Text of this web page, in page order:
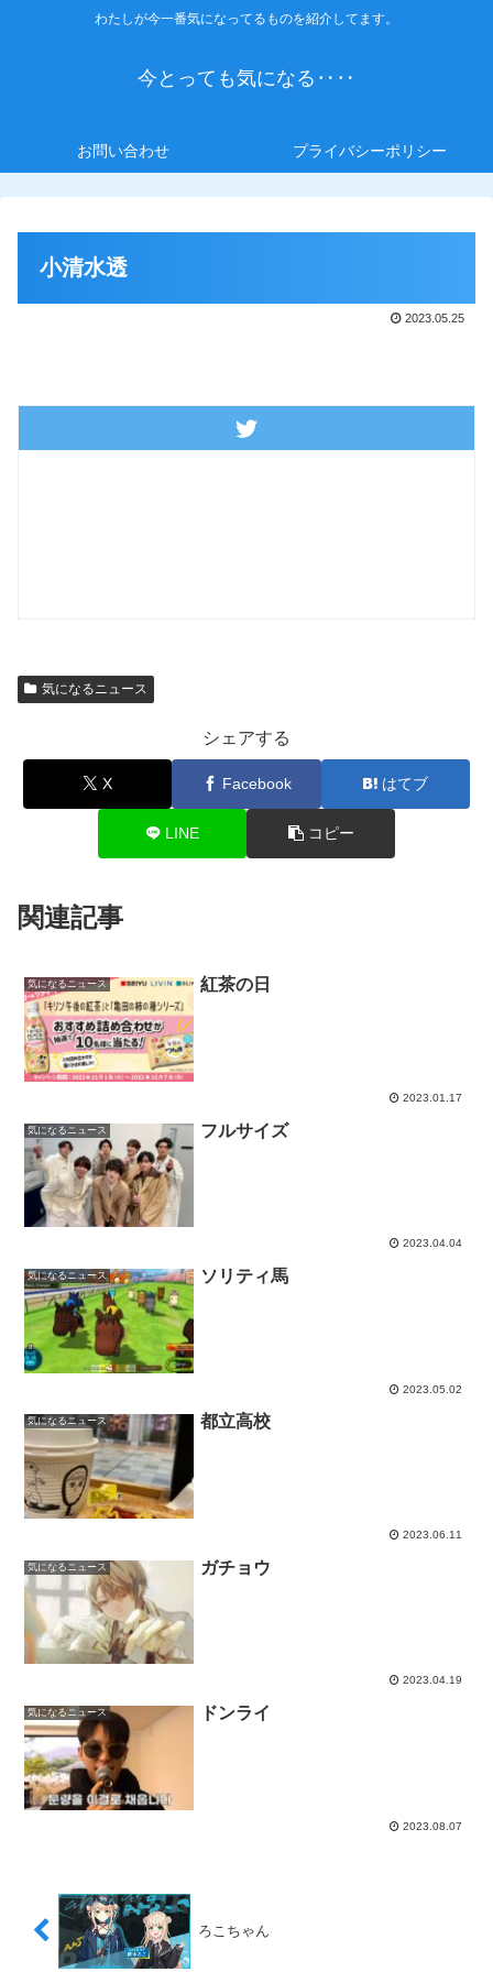
わたしが今一番気になってるものを紹介してます。
今とっても気になる‥‥
お問い合わせ プライバシーポリシー
小清水透
2023.05.25
気になるニュース
シェアする
X Facebook はてブ
LINE コピー
関連記事
気になるニュース 紅茶の日
2023.01.17
気になるニュース フルサイズ
2023.04.04
気になるニュース ソリティ馬
2023.05.02
気になるニュース 都立高校
2023.06.11
気になるニュース ガチョウ
2023.04.19
気になるニュース ドンライ
2023.08.07
ろこちゃん